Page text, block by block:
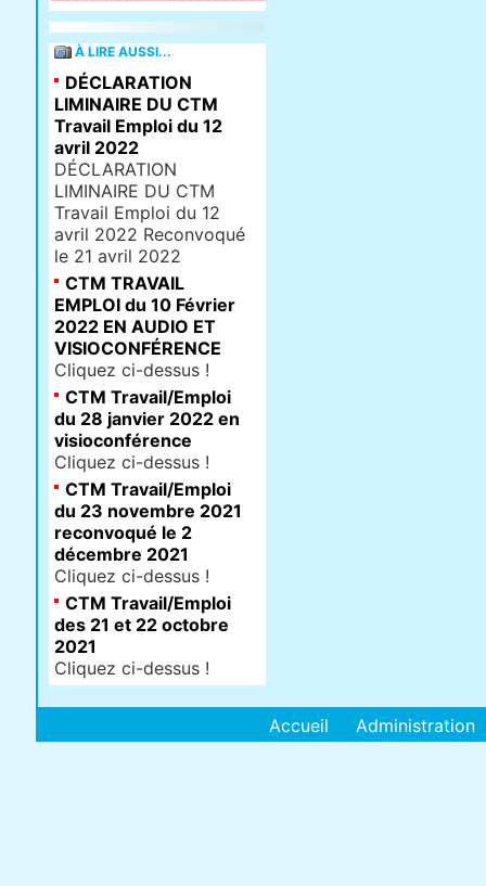
À LIRE AUSSI...
DÉCLARATION
LIMINAIRE DU CTM
Travail Emploi du 12
avril 2022
DÉCLARATION
LIMINAIRE DU CTM
Travail Emploi du 12
avril 2022 Reconvoqué
le 21 avril 2022
CTM TRAVAIL
EMPLOI du 10 Février
2022 EN AUDIO ET
VISIOCONFÉRENCE
Cliquez ci-dessus !
CTM Travail/Emploi
du 28 janvier 2022 en
visioconférence
Cliquez ci-dessus !
CTM Travail/Emploi
du 23 novembre 2021
reconvoqué le 2
décembre 2021
Cliquez ci-dessus !
CTM Travail/Emploi
des 21 et 22 octobre
2021
Cliquez ci-dessus !
Accueil Administration